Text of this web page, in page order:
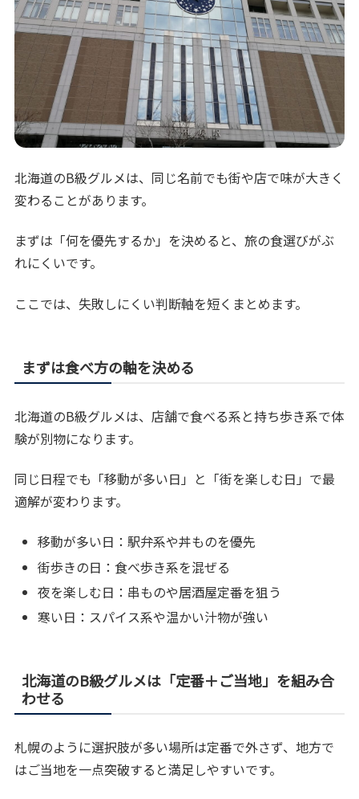
北海道のB級グルメは、同じ名前でも街や店で味が大きく
変わることがあります。
まずは「何を優先するか」を決めると、旅の食選びがぶ
れにくいです。
ここでは、失敗しにくい判断軸を短くまとめます。
まずは食べ方の軸を決める
北海道のB級グルメは、店舗で食べる系と持ち歩き系で体
験が別物になります。
同じ日程でも「移動が多い日」と「街を楽しむ日」で最
適解が変わります。
移動が多い日：駅弁系や丼ものを優先
街歩きの日：食べ歩き系を混ぜる
夜を楽しむ日：串ものや居酒屋定番を狙う
寒い日：スパイス系や温かい汁物が強い
北海道のB級グルメは「定番＋ご当地」を組み合
わせる
札幌のように選択肢が多い場所は定番で外さず、地方で
はご当地を一点突破すると満足しやすいです。